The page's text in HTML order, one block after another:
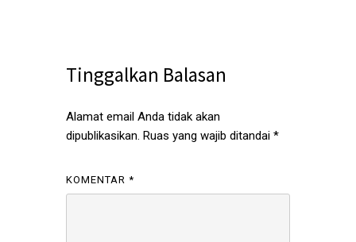
Tinggalkan Balasan
Alamat email Anda tidak akan
dipublikasikan. Ruas yang wajib ditandai *
KOMENTAR *